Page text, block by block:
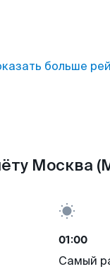
больше
Москва
01:00
Самый